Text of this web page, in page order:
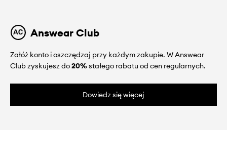
Answear Club
Załóż konto i oszczędzaj przy każdym zakupie. W Answear
Club zyskujesz do20%stałego rabatu od cen regularnych.
Dowiedz się więcej